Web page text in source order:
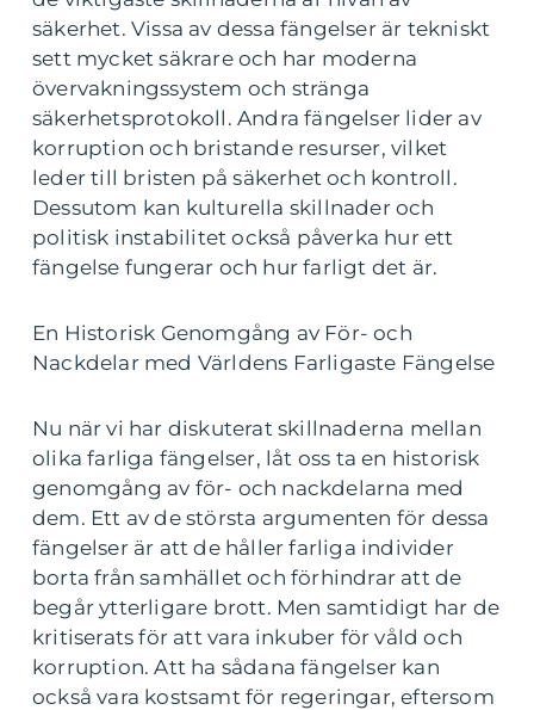
säkerhet. Vissa av dessa fängelser är tekniskt
sett mycket säkrare och har moderna
övervakningssystem och stränga
säkerhetsprotokoll. Andra fängelser lider av
korruption och bristande resurser, vilket
leder till bristen på säkerhet och kontroll.
Dessutom kan kulturella skillnader och
politisk instabilitet också påverka hur ett
fängelse fungerar och hur farligt det är.
En Historisk Genomgång av För- och
Nackdelar med Världens Farligaste Fängelse
Nu när vi har diskuterat skillnaderna mellan
olika farliga fängelser, låt oss ta en historisk
genomgång av för- och nackdelarna med
dem. Ett av de största argumenten för dessa
fängelser är att de håller farliga individer
borta från samhället och förhindrar att de
begår ytterligare brott. Men samtidigt har de
kritiserats för att vara inkuber för våld och
korruption. Att ha sådana fängelser kan
också vara kostsamt för regeringar, eftersom